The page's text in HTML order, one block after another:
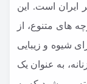
ایران است. این
های متنوع، از
شیوه و زیبایی
به عنوان یک